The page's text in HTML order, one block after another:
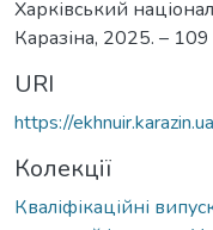
Харківський
Каразіна, 2025. – 109
URI
https://
Колекції
Кваліфікаційні